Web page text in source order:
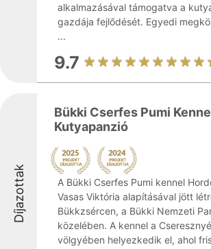
alkalmazásával támogatva a
gazdája fejlődését. Egyedi
...
9.7
Díjazottak
Bükki Cserfes Pumi
Kutyapanzió
A Bükki Cserfes Pumi kennel
Vasas Viktória alapításával jött
Bükkzsércen, a Bükki Nemzeti
közelében. A kennel a
völgyében helyezkedik el, ahol